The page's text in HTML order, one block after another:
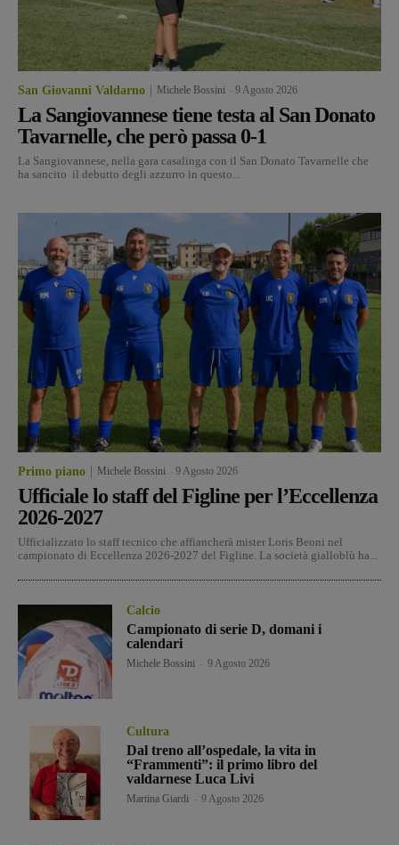
San Giovanni Valdarno Michele Bossini 9 Agosto 2026
La Sangiovannese tiene testa al San Donato
Tavarnelle, che però passa 0-1
La Sangiovannese, nella gara casalinga con il San Donato Tavarnelle che
ha sancito il debutto degli azzurro in questo...
Primo piano Michele Bossini 9 Agosto 2026
Ufficiale lo staff del Figline per l’Eccellenza
2026-2027
Ufficializzato lo staff tecnico che affiancherà mister Loris Beoni nel
campionato di Eccellenza 2026-2027 del Figline. La società gialloblù ha...
Calcio
Campionato di serie D, domani i
calendari
Michele Bossini 9 Agosto 2026
Cultura
Dal treno all’ospedale, la vita in
“Frammenti”: il primo libro del
valdarnese Luca Livi
Martina Giardi 9 Agosto 2026